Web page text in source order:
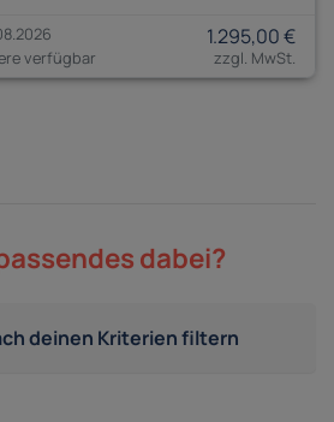
verfügbar
1.295,00 €
dabei?
deinen Kriterien filtern